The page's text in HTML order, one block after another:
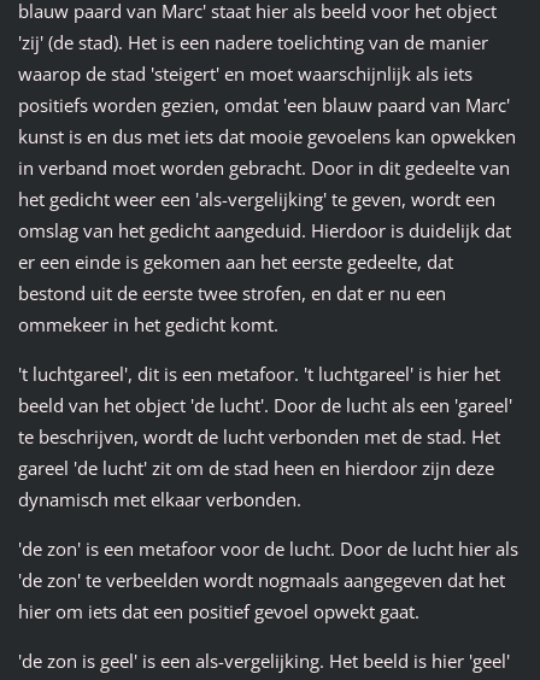
blauw paard van Marc' staat hier als beeld voor het object
'zij' (de stad). Het is een nadere toelichting van de manier
waarop de stad 'steigert' en moet waarschijnlijk als iets
positiefs worden gezien, omdat 'een blauw paard van Marc'
kunst is en dus met iets dat mooie gevoelens kan opwekken
in verband moet worden gebracht. Door in dit gedeelte van
het gedicht weer een 'als-vergelijking' te geven, wordt een
omslag van het gedicht aangeduid. Hierdoor is duidelijk dat
er een einde is gekomen aan het eerste gedeelte, dat
bestond uit de eerste twee strofen, en dat er nu een
ommekeer in het gedicht komt.
't luchtgareel', dit is een metafoor. 't luchtgareel' is hier het
beeld van het object 'de lucht'. Door de lucht als een 'gareel'
te beschrijven, wordt de lucht verbonden met de stad. Het
gareel 'de lucht' zit om de stad heen en hierdoor zijn deze
dynamisch met elkaar verbonden.
'de zon' is een metafoor voor de lucht. Door de lucht hier als
'de zon' te verbeelden wordt nogmaals aangegeven dat het
hier om iets dat een positief gevoel opwekt gaat.
'de zon is geel' is een als-vergelijking. Het beeld is hier 'geel'